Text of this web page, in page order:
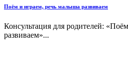
Поём и играем, речь малыша развиваем
Консультация для родителей:
развиваем»...